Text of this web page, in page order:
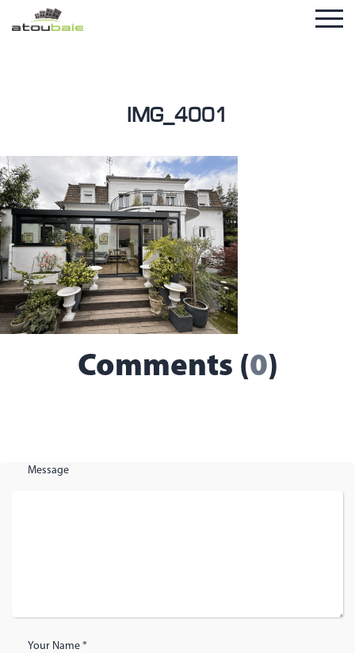
IMG_4001
Comments (0)
Message
Your Name *